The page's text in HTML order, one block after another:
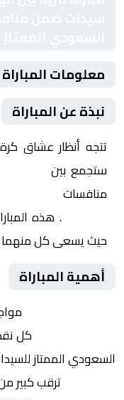
معلومات المباراة
نبذة عن المباراة
تتجه أنظار عشاق
ستجمع بين
منافسات
. هذه
حيث يسعى كل منهما
أهمية المباراة
كل
السعودي الممتاز
ترقب كبير